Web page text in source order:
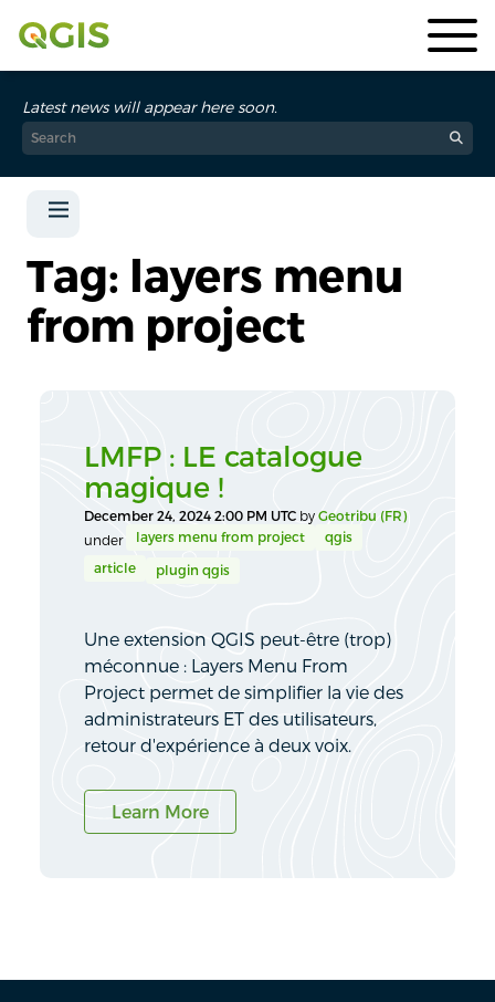
Latest news will appear here soon.
Tag: layers menu
from project
LMFP : LE catalogue
magique !
December 24, 2024 2:00 PM UTC by Geotribu (FR)
under
layers menu from project qgis
article plugin qgis
Une extension QGIS peut-être (trop)
méconnue : Layers Menu From
Project permet de simplifier la vie des
administrateurs ET des utilisateurs,
retour d'expérience à deux voix.
Learn More